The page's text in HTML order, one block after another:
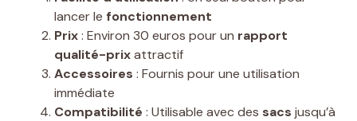
lancer le fonctionnement
Prix: Environ 30 euros pour un rapport
qualité-prixattractif
Accessoires : Fournis pour une utilisation
immédiate
Compatibilité : Utilisable avec des sacs jusqu’à